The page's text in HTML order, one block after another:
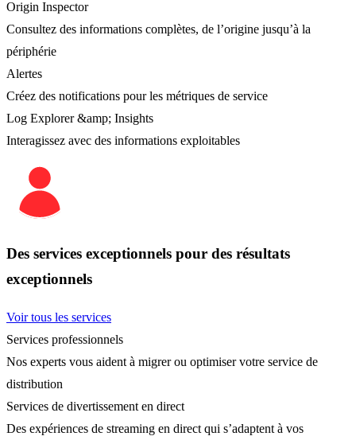
Origin Inspector
Consultez des informations complètes, de l’origine jusqu’à la
périphérie
Alertes
Créez des notifications pour les métriques de service
Log Explorer &amp; Insights
Interagissez avec des informations exploitables
Des services exceptionnels pour des résultats
exceptionnels
Voir tous les services
Services professionnels
Nos experts vous aident à migrer ou optimiser votre service de
distribution
Services de divertissement en direct
Des expériences de streaming en direct qui s’adaptent à vos